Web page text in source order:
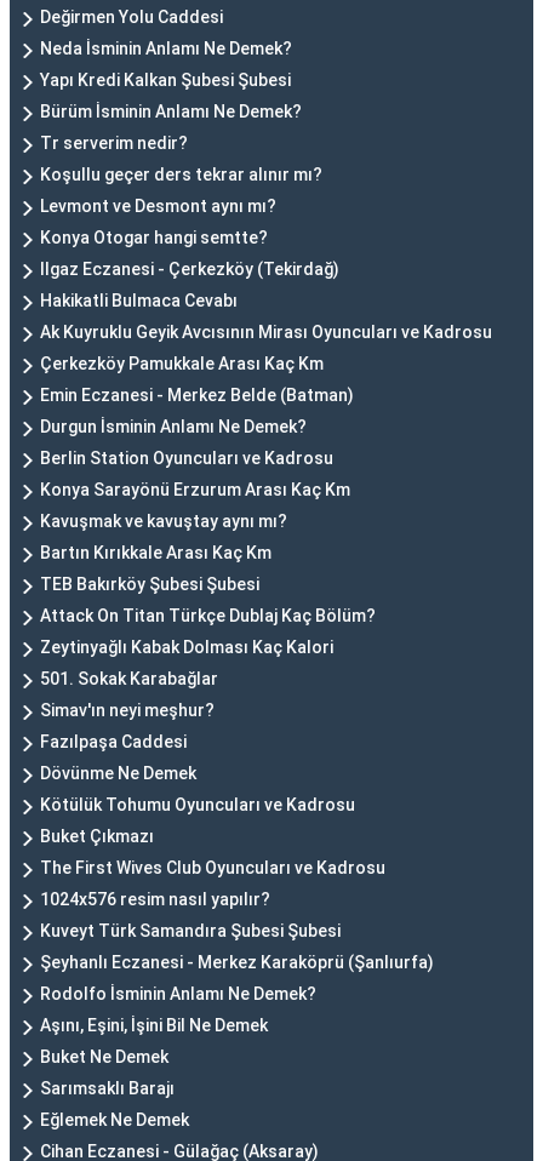
Değirmen Yolu Caddesi
Neda İsminin Anlamı Ne Demek?
Yapı Kredi Kalkan Şubesi Şubesi
Bürüm İsminin Anlamı Ne Demek?
Tr serverim nedir?
Koşullu geçer ders tekrar alınır mı?
Levmont ve Desmont aynı mı?
Konya Otogar hangi semtte?
Ilgaz Eczanesi - Çerkezköy (Tekirdağ)
Hakikatli Bulmaca Cevabı
Ak Kuyruklu Geyik Avcısının Mirası Oyuncuları ve Kadrosu
Çerkezköy Pamukkale Arası Kaç Km
Emin Eczanesi - Merkez Belde (Batman)
Durgun İsminin Anlamı Ne Demek?
Berlin Station Oyuncuları ve Kadrosu
Konya Sarayönü Erzurum Arası Kaç Km
Kavuşmak ve kavuştay aynı mı?
Bartın Kırıkkale Arası Kaç Km
TEB Bakırköy Şubesi Şubesi
Attack On Titan Türkçe Dublaj Kaç Bölüm?
Zeytinyağlı Kabak Dolması Kaç Kalori
501. Sokak Karabağlar
Simav'ın neyi meşhur?
Fazılpaşa Caddesi
Dövünme Ne Demek
Kötülük Tohumu Oyuncuları ve Kadrosu
Buket Çıkmazı
The First Wives Club Oyuncuları ve Kadrosu
1024x576 resim nasıl yapılır?
Kuveyt Türk Samandıra Şubesi Şubesi
Şeyhanlı Eczanesi - Merkez Karaköprü (Şanlıurfa)
Rodolfo İsminin Anlamı Ne Demek?
Aşını, Eşini, İşini Bil Ne Demek
Buket Ne Demek
Sarımsaklı Barajı
Eğlemek Ne Demek
Cihan Eczanesi - Gülağaç (Aksaray)